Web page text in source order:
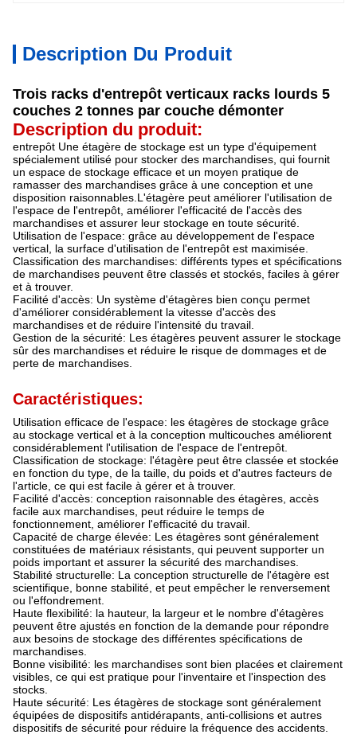
Description Du Produit
Trois racks d'entrepôt verticaux racks lourds 5
couches 2 tonnes par couche démonter
Description du produit:
entrepôt Une étagère de stockage est un type d'équipement
spécialement utilisé pour stocker des marchandises, qui fournit
un espace de stockage efficace et un moyen pratique de
ramasser des marchandises grâce à une conception et une
disposition raisonnables.L'étagère peut améliorer l'utilisation de
l'espace de l'entrepôt, améliorer l'efficacité de l'accès des
marchandises et assurer leur stockage en toute sécurité.
Utilisation de l'espace: grâce au développement de l'espace
vertical, la surface d'utilisation de l'entrepôt est maximisée.
Classification des marchandises: différents types et spécifications
de marchandises peuvent être classés et stockés, faciles à gérer
et à trouver.
Facilité d'accès: Un système d'étagères bien conçu permet
d'améliorer considérablement la vitesse d'accès des
marchandises et de réduire l'intensité du travail.
Gestion de la sécurité: Les étagères peuvent assurer le stockage
sûr des marchandises et réduire le risque de dommages et de
perte de marchandises.
Caractéristiques:
Utilisation efficace de l'espace: les étagères de stockage grâce
au stockage vertical et à la conception multicouches améliorent
considérablement l'utilisation de l'espace de l'entrepôt.
Classification de stockage: l'étagère peut être classée et stockée
en fonction du type, de la taille, du poids et d'autres facteurs de
l'article, ce qui est facile à gérer et à trouver.
Facilité d'accès: conception raisonnable des étagères, accès
facile aux marchandises, peut réduire le temps de
fonctionnement, améliorer l'efficacité du travail.
Capacité de charge élevée: Les étagères sont généralement
constituées de matériaux résistants, qui peuvent supporter un
poids important et assurer la sécurité des marchandises.
Stabilité structurelle: La conception structurelle de l'étagère est
scientifique, bonne stabilité, et peut empêcher le renversement
ou l'effondrement.
Haute flexibilité: la hauteur, la largeur et le nombre d'étagères
peuvent être ajustés en fonction de la demande pour répondre
aux besoins de stockage des différentes spécifications de
marchandises.
Bonne visibilité: les marchandises sont bien placées et clairement
visibles, ce qui est pratique pour l'inventaire et l'inspection des
stocks.
Haute sécurité: Les étagères de stockage sont généralement
équipées de dispositifs antidérapants, anti-collisions et autres
dispositifs de sécurité pour réduire la fréquence des accidents.